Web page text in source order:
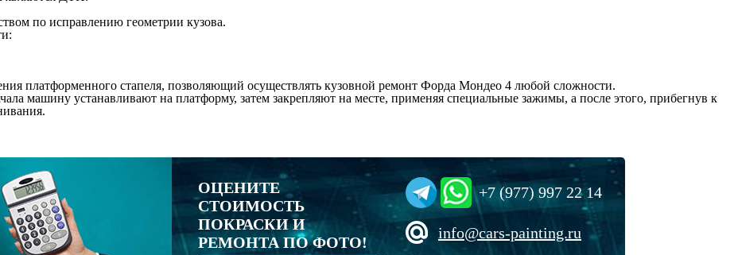
по исправлению геометрии кузова.
платформенного стапеля, позволяющий осуществлять кузовной ремонт Форда Мондео 4 любой сложности.
машину устанавливают на платформу, затем закрепляют на месте, применяя специальные зажимы, а после этого, прибегнув к
ОЦЕНИТЕ
СТОИМОСТЬ
ПОКРАСКИ И
РЕМОНТА ПО ФОТО!
+7 (977) 997 22 14
info@cars-painting.ru